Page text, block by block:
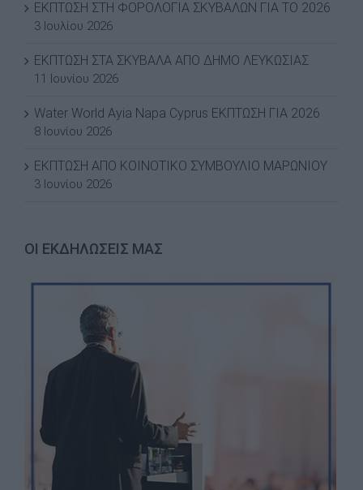
ΕΚΠΤΩΣΗ ΣΤΗ ΦΟΡΟΛΟΓΙΑ ΣΚΥΒΑΛΩΝ ΓΙΑ ΤΟ 2026
3 Ιουλίου 2026
ΕΚΠΤΩΣΗ ΣΤΑ ΣΚΥΒΑΛΑ ΑΠΟ ΔΗΜΟ ΛΕΥΚΩΣΙΑΣ
11 Ιουνίου 2026
Water World Ayia Napa Cyprus ΕΚΠΤΩΣΗ ΓΙΑ 2026
8 Ιουνίου 2026
ΕΚΠΤΩΣΗ ΑΠΟ ΚΟΙΝΟΤΙΚΟ ΣΥΜΒΟΥΛΙΟ ΜΑΡΩΝΙΟΥ
3 Ιουνίου 2026
ΟΙ ΕΚΔΗΛΩΣΕΙΣ ΜΑΣ